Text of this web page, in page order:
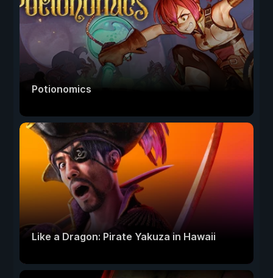
Potionomics
Like a Dragon: Pirate Yakuza in Hawaii